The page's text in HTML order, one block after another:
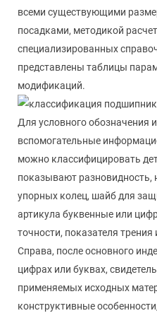
всеми существующими
посадками, методикой
специализированных
представлены таблицы
модификаций.
Для условного обозначения
вспомогательные
можно классифицировать
показывают разновидность,
упорных колец, шайб для
артикула буквенные или
точности, показателя трения
Справа, после основного
цифрах или буквах,
применяемых исходных
конструктивные